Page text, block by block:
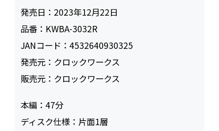
発売日： 2023年12月22日
品番： KWBA-3032R
JANコード：4532640930325
発売元： クロックワークス
販売元： クロックワークス
本編：47
ディスク仕様： 片面1層